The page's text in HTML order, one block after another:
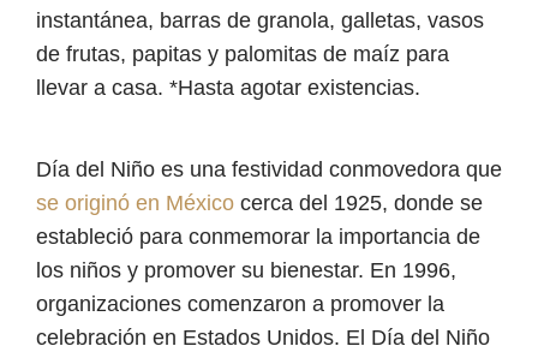
instantánea, barras de granola, galletas, vasos
de frutas, papitas y palomitas de maíz para
llevar a casa. *Hasta agotar existencias.
Día del Niño es una festividad conmovedora que
se originó en México cerca del 1925, donde se
estableció para conmemorar la importancia de
los niños y promover su bienestar. En 1996,
organizaciones comenzaron a promover la
celebración en Estados Unidos. El Día del Niño